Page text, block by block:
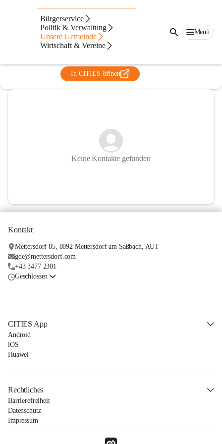
Bürgerservice
Politik & Verwaltung
Unsere Gemeinde
Wirtschaft & Vereine
Menü
Elternverein der Volksschule
Mettersdorf
@elternverein-der-volksschule-mettersdorf
In CITIES öffnen
Keine Kontakte gefunden
Kontakt
Mettersdorf 85, 8092 Mettersdorf am Saßbach, AUT
gde@mettersdorf.com
+43 3477 2301
Geschlossen
CITIES App
Android
iOS
Huawei
Rechtliches
Barrierefreiheit
Datenschutz
Impressum